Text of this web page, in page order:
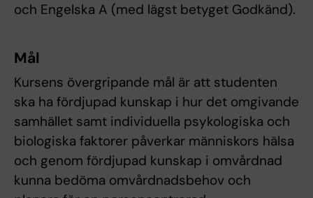
och Engelska A (med lägst betyget Godkänd).
Mål
Kursens övergripande mål är att studenten
ska ha fördjupad kunskap i hur det omgivande
samhället samt individuella psykologiska och
biologiska faktorer påverkar människors hälsa
och genom fördjupad kunskap i omvårdnad
kunna bedöma omvårdnadsbehov och